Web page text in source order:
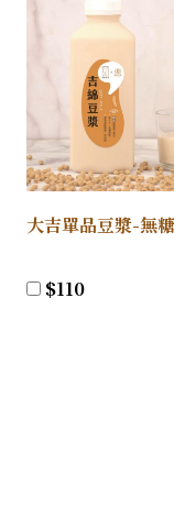
大吉單品豆漿-無糖
$110